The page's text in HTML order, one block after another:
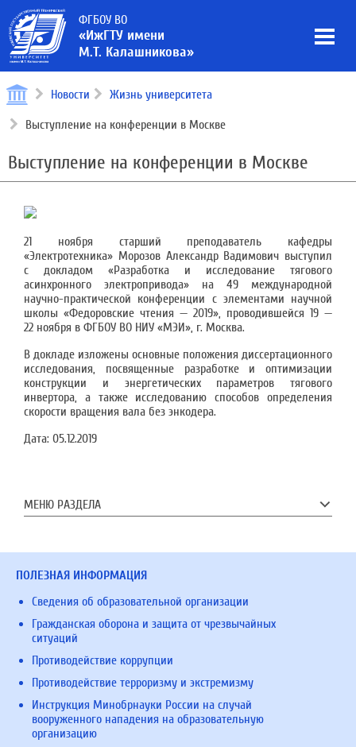
ФГБОУ ВО
«ИжГТУ имени
М.Т. Калашникова»
Новости Жизнь университета
Выступление на конференции в Москве
Выступление на конференции в Москве
21 ноября старший преподаватель кафедры
«Электротехника» Морозов Александр Вадимович выступил
с докладом «Разработка и исследование тягового
асинхронного электропривода» на 49 международной
научно-практической конференции с элементами научной
школы «Федоровские чтения — 2019», проводившейся 19 —
22 ноября в ФГБОУ ВО НИУ «МЭИ», г. Москва.
В докладе изложены основные положения диссертационного
исследования, посвященные разработке и оптимизации
конструкции и энергетических параметров тягового
инвертора, а также исследованию способов определения
скорости вращения вала без энкодера.
Дата: 05.12.2019
МЕНЮ РАЗДЕЛА
ПОЛЕЗНАЯ ИНФОРМАЦИЯ
Сведения об образовательной организации
Гражданская оборона и защита от чрезвычайных
ситуаций
Противодействие коррупции
Противодействие терроризму и экстремизму
Инструкция Минобрнауки России на случай
вооруженного нападения на образовательную
организацию